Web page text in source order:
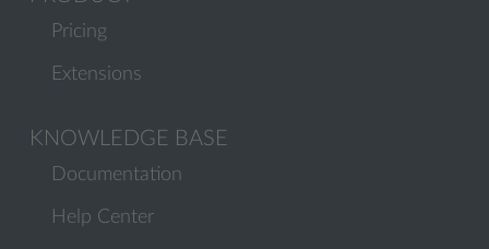
Pricing
Extensions
KNOWLEDGE BASE
Documentation
Help Center